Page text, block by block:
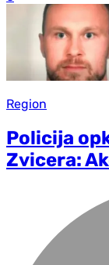
Region
Policija
Zvicera: